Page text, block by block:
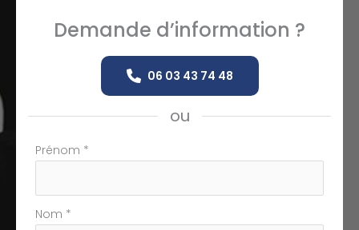
Demande d’information ?
06 03 43 74 48
ou
Formulaire
téléphone
Prénom *
Nom *